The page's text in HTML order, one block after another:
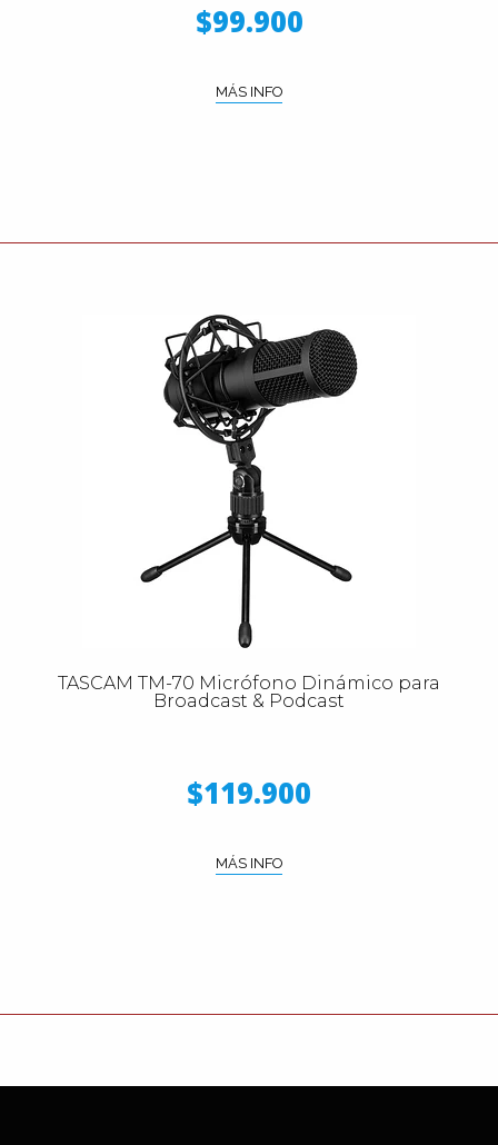
$99.900
MÁS INFO
TASCAM TM-70 Micrófono Dinámico para
Broadcast & Podcast
$119.900
MÁS INFO